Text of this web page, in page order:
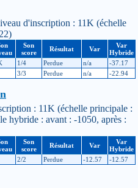
d'inscription : 11K (échelle
Son
score
Résultat Var
Var
Hybride
1/4 Perdue n/a
-37.17
3/3 Perdue n/a -22.94
: 11K (échelle principale :
hybride : avant : -1050, après :
Son
score
Résultat Var
Var
Hybride
2/2 Perdue -12.57 -12.57